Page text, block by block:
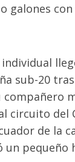
galones con
sub-20
circuito
de la
pequeño